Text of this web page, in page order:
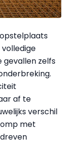
gevallen zelfs
af te
verschil
met